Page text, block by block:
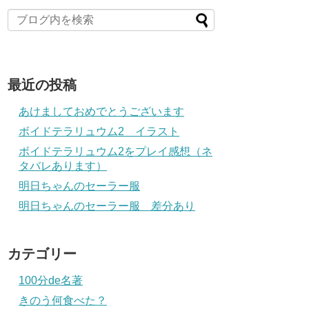
最近の投稿
あけましておめでとうございます
ボイドテラリュウム2 イラスト
ボイドテラリュウム2をプレイ感想（ネ
タバレあります）
明日ちゃんのセーラー服
明日ちゃんのセーラー服 差分あり
カテゴリー
100分de名著
きのう何食べた？